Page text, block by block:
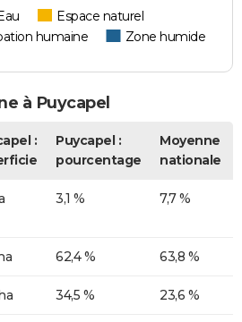
Espace naturel
humaine Zone humide
à Puycapel
:
Puycapel :
pourcentage
Moyenne
nationale
3,1 % 7,7 %
62,4 % 63,8 %
34,5 % 23,6 %